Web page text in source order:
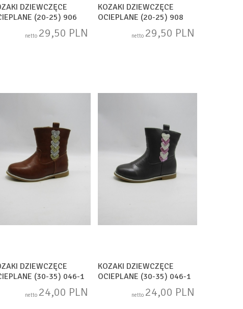
DZIEWCZĘCE
(20-25) 906
netto 29,50 PLN
KOZAKI DZIEWCZĘCE
OCIEPLANE (20-25) 908
netto 29,50 PLN
DZIEWCZĘCE
(30-35) 046-1
netto 24,00 PLN
KOZAKI DZIEWCZĘCE
OCIEPLANE (30-35) 046-1
netto 24,00 PLN